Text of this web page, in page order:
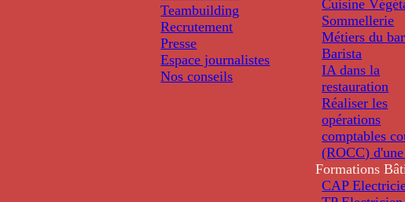
Teambuilding
Recrutement
Presse
Espace journalistes
Nos conseils
Cuisine
Sommellerie
Métiers du bar
Barista
IA dans la
restauration
Réaliser les
opérations
comptables
(ROCC)
Formations
CAP